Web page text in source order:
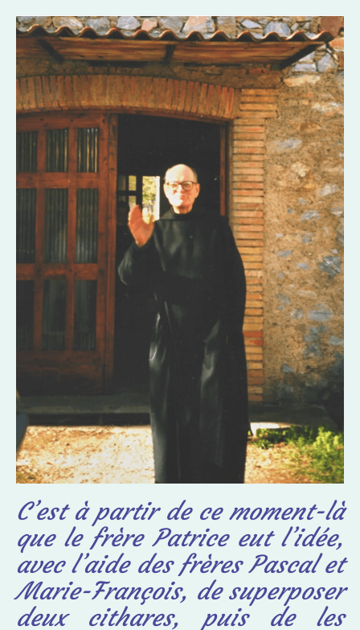
C’est à partir de ce moment-là
que le frère Patrice eut l’idée,
avec l’aide des frères Pascal et
Marie-François, de superposer
deux cithares, puis de les